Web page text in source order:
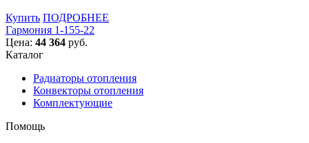
Купить ПОДРОБНЕЕ
Гармония 1-155-22
Цена: 44 364 руб.
Каталог
Радиаторы отопления
Конвекторы отопления
Комплектующие
Помощь